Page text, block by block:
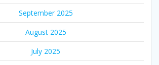
September 2025
August 2025
July 2025